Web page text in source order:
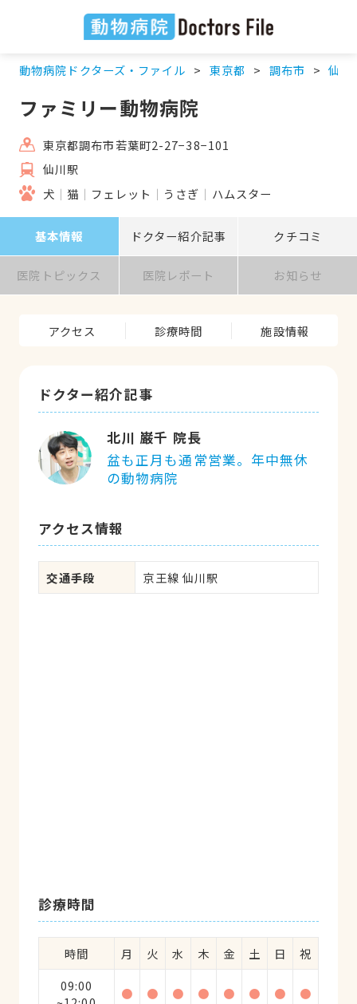
動物病院ドクターズ・ファイル 東京都 調布市 仙川
ファミリー動物病院
東京都調布市若葉町2-27−38−101
仙川駅
犬
猫 フェレット うさぎ ハムスター
基本情報 ドクター紹介記事 クチコミ
医院トピックス 医院レポート お知らせ
アクセス 診療時間 施設情報
ドクター紹介記事
北川 巌千 院長
盆も正月も通常営業。年中無休
の動物病院
アクセス情報
交通手段 京王線 仙川駅
診療時間
時間 月 火 水 木 金 土 日
祝
09:00
● ● ● ● ● ● ● ●